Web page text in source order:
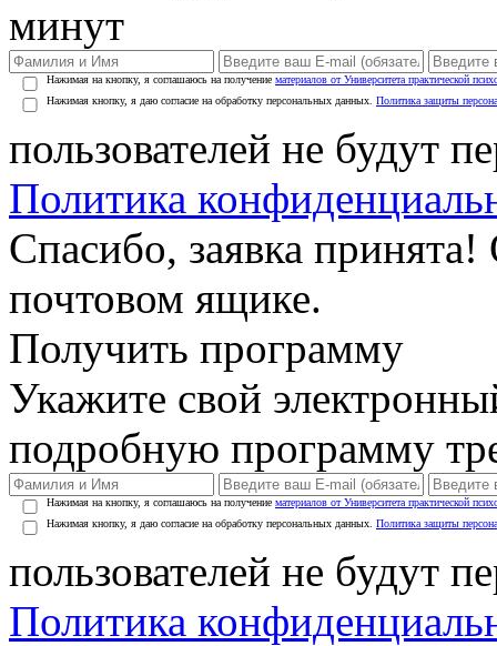
минут
Нажимая на кнопку, я соглашаюсь на получение материалов от Университета практической
Нажимая кнопку, я даю согласие на обработку персональных данных. Политика защиты
пользователей не будут
Политика
Спасибо, заявка
почтовом ящике.
Получить программу
Укажите свой
подробную программу
Нажимая на кнопку, я соглашаюсь на получение материалов от Университета практической
Нажимая кнопку, я даю согласие на обработку персональных данных. Политика защиты
пользователей не будут
Политика